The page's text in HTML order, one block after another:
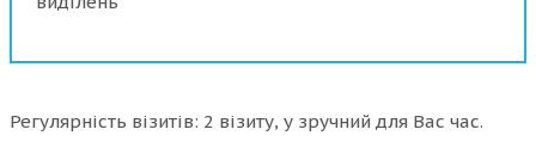
Регулярність візитів: 2 візиту, у зручний для Вас час.